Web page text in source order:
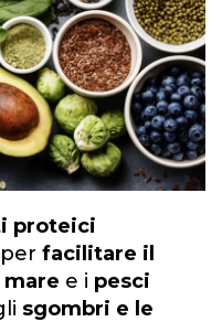
proteici
facilitare il
e i pesci
sgombri e le